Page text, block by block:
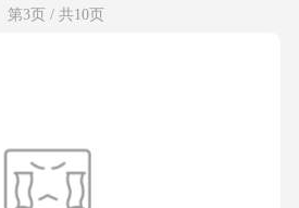
第3页 / 共10页